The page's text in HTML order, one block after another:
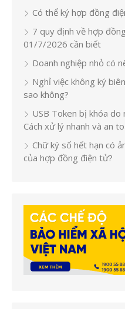
Có thể ký hợp đồng
7 quy định về hợp
01/7/2026 cần biết
Doanh nghiệp nhỏ có
Nghỉ việc không ký
sao không?
USB Token bị khóa do
Cách xử lý nhanh và an
Chữ ký số hết hạn có
của hợp đồng điện tử?